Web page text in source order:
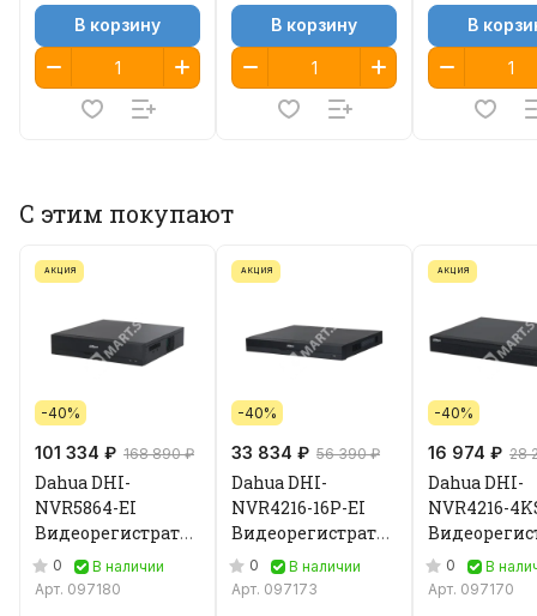
В корзину В корзину В
С этим покупают
АКЦИЯ
-40%
101 334 ₽ 168 890 ₽
Dahua DHI-
NVR5864-EI
Видеорегистратор
IP 0
В наличии
Арт. 097180
АКЦИЯ
-40%
33 834 ₽ 56 390 ₽
Dahua DHI-
NVR4216-16P-EI
Видеорегистратор
IP 0
В наличии
Арт. 097173
АКЦИЯ
-40%
16 974 ₽ 28
Dahua DHI-
NVR4216-
IP 0
В
Арт. 097170